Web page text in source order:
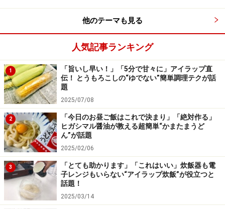
他のテーマも見る
人気記事ランキング
1
「旨いし早い！」「5分で甘々に」アイラップ直
伝！ とうもろこしの“ゆでない”簡単調理テクが話
題
2025/07/08
2
「今日のお昼ご飯はこれで決まり」「絶対作る」
ヒガシマル醤油が教える超簡単“かまたまうど
ん”が話題
2025/02/06
3
「とても助かります」「これはいい」炊飯器も電
子レンジもいらない“アイラップ炊飯”が役立つと
話題！
2025/03/14